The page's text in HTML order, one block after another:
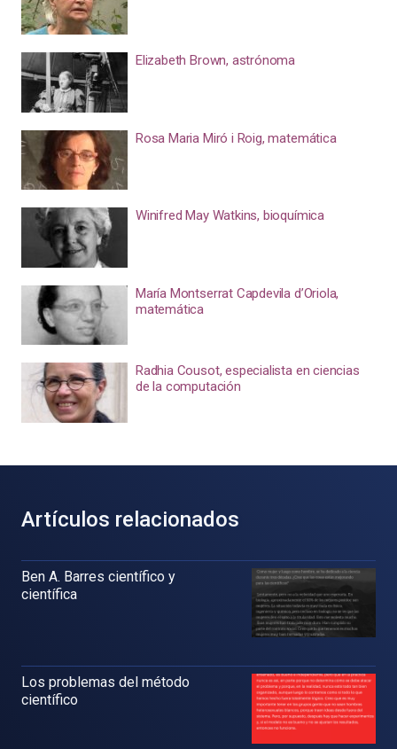
Elizabeth Brown, astrónoma
Rosa Maria Miró i Roig, matemática
Winifred May Watkins, bioquímica
María Montserrat Capdevila d’Oriola,
matemática
Radhia Cousot, especialista en ciencias
de la computación
Artículos relacionados
Ben A. Barres científico y
científica
Los problemas del método
científico